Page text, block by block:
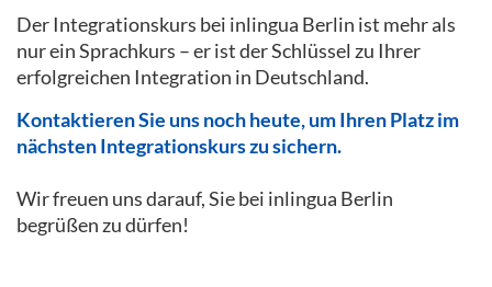
Der Integrationskurs bei inlingua Berlin ist mehr als
nur ein Sprachkurs – er ist der Schlüssel zu Ihrer
erfolgreichen Integration in Deutschland.
Kontaktieren Sie uns noch heute, um Ihren Platz im
nächsten Integrationskurs zu sichern.
Wir freuen uns darauf, Sie bei inlingua Berlin
begrüßen zu dürfen!